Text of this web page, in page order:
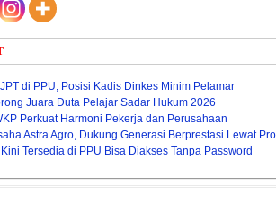
di PPU, Posisi Kadis Dinkes Minim Pelamar
Juara Duta Pelajar Sadar Hukum 2026
Perkuat Harmoni Pekerja dan Perusahaan
Astra Agro, Dukung Generasi Berprestasi Lewat
Tersedia di PPU Bisa Diakses Tanpa Password